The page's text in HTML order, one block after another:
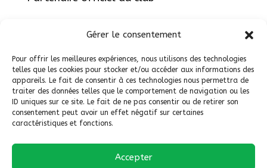
Gérer le consentement
Pour offrir les meilleures expériences, nous utilisons des technologies
telles que les cookies pour stocker et/ou accéder aux informations des
appareils. Le fait de consentir à ces technologies nous permettra de
traiter des données telles que le comportement de navigation ou les
ID uniques sur ce site. Le fait de ne pas consentir ou de retirer son
consentement peut avoir un effet négatif sur certaines
caractéristiques et fonctions.
Accepter
Site réalisé parViteEtBien.net
Politique de cookies